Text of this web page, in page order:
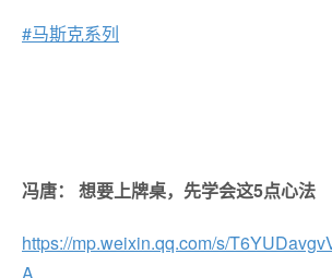
#马斯克系列
冯唐： 想要上牌桌，先学会这5点心法
https://mp.weixin.qq.com/s/